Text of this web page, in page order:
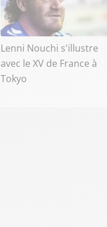
Lenni Nouchi s'illustre
avec le XV de France à
Tokyo